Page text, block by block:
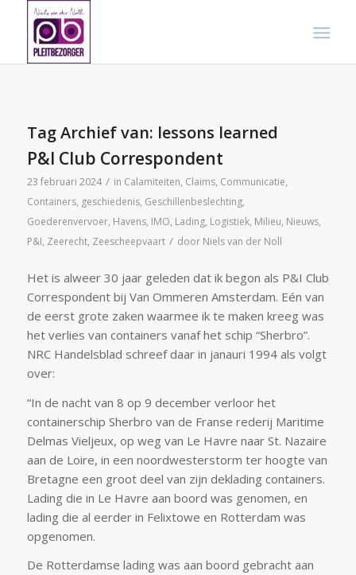
Tag Archief van: lessons learned
P&I Club Correspondent
23 februari 2024 / in Calamiteiten, Claims, Communicatie,
Containers, geschiedenis, Geschillenbeslechting,
Goederenvervoer, Havens, IMO, Lading, Logistiek, Milieu, Nieuws,
P&I, Zeerecht, Zeescheepvaart / door Niels van der Noll
Het is alweer 30 jaar geleden dat ik begon als P&I Club
Correspondent bij Van Ommeren Amsterdam. Eén van
de eerst grote zaken waarmee ik te maken kreeg was
het verlies van containers vanaf het schip “Sherbro”.
NRC Handelsblad schreef daar in janauri 1994 als volgt
over:
“In de nacht van 8 op 9 december verloor het
containerschip Sherbro van de Franse rederij Maritime
Delmas Vieljeux, op weg van Le Havre naar St. Nazaire
aan de Loire, in een noordwesterstorm ter hoogte van
Bretagne een groot deel van zijn deklading containers.
Lading die in Le Havre aan boord was genomen, en
lading die al eerder in Felixtowe en Rotterdam was
opgenomen.
De Rotterdamse lading was aan boord gebracht aan